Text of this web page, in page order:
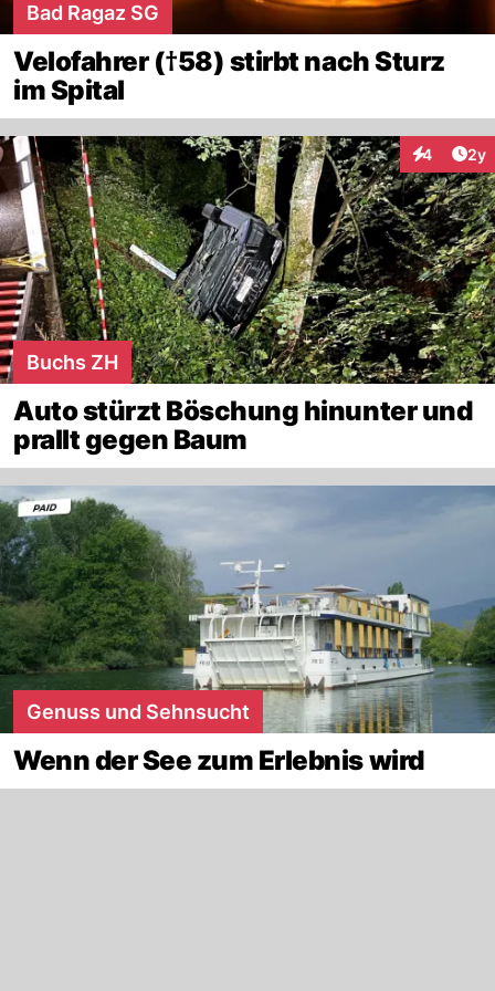
Bad Ragaz SG
Velofahrer (†58) stirbt nach Sturz
im Spital
4 2y
Buchs ZH
Auto stürzt Böschung hinunter und
prallt gegen Baum
Genuss und Sehnsucht
Wenn der See zum Erlebnis wird